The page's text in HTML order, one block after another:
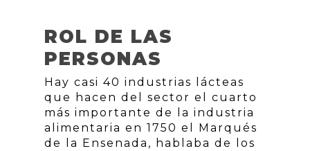
ROL DE LAS
PERSONAS
Hay casi 40 industrias lácteas
que hacen del sector el cuarto
más importante de la industria
alimentaria en 1750 el Marqués
de la Ensenada, hablaba de los